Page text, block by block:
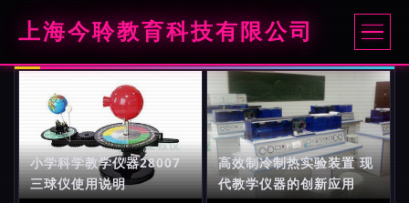
上海今聆教育科技有限公司
小学科学教学仪器28007
三球仪使用说明
高效制冷制热实验装置 现
代教学仪器的创新应用